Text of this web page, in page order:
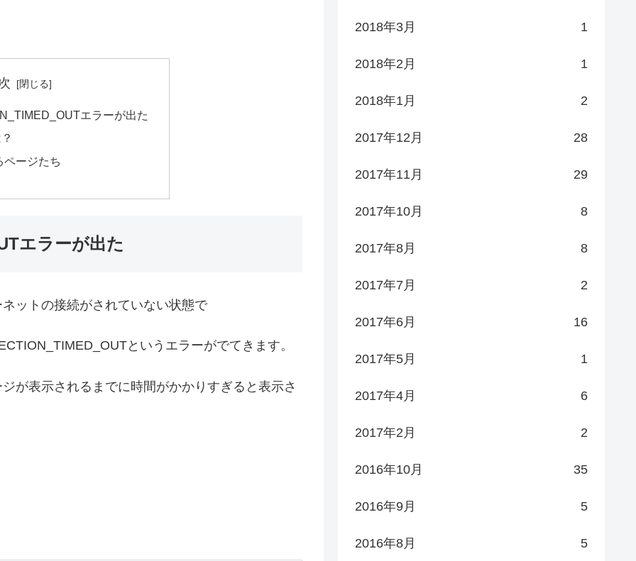
エラーが出た
ページたち
エラーが出た
ットの接続がされていない状態で
というエラーがでてきます。
が表示されるまでに時間がかかりすぎると表示さ
2018年3月 1
2018年2月 1
2018年1月 2
2017年12月 28
2017年11月 29
2017年10月 8
2017年8月 8
2017年7月 2
2017年6月 16
2017年5月 1
2017年4月 6
2017年2月 2
2016年10月 35
2016年9月 5
2016年8月 5